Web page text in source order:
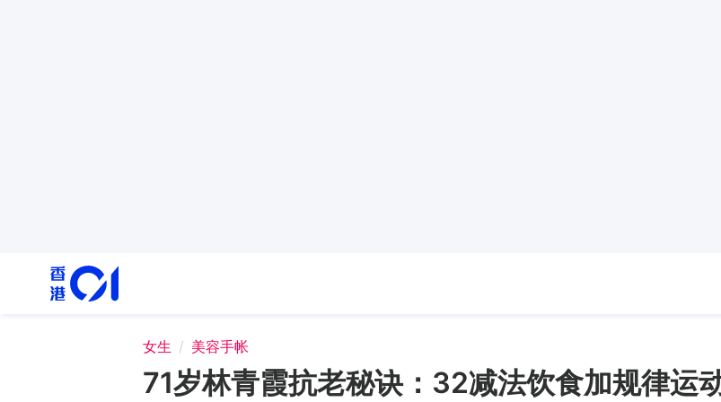
女生 美容手帐
71岁林青霞抗老秘诀：32减法饮食加规律